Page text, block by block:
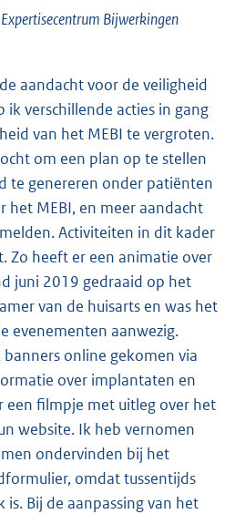
Bijwerkingen
aandacht voor de veiligheid
verschillende acties in gang
van het MEBI te vergroten.
om een plan op te stellen
te genereren onder patiënten
het MEBI, en meer aandacht
Activiteiten in dit kader
Zo heeft er een animatie over
juni 2019 gedraaid op het
van de huisarts en was het
evenementen aanwezig.
online gekomen via
over implantaten en
een filmpje met uitleg over het
website. Ik heb vernomen
ondervinden bij het
omdat tussentijds
Bij de aanpassing van het